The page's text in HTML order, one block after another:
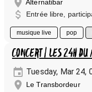
Alternatibar
Entrée libre,
musique live pop
CONCERT | LES 24H
Tuesday, Mar 24,
Le Transbordeur